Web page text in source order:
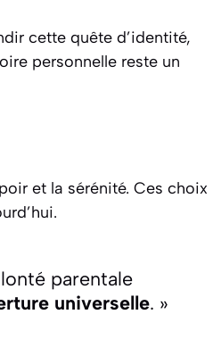
cette quête d’identité,
personnelle reste un
et la sérénité. Ces choix
parentale
universelle. »